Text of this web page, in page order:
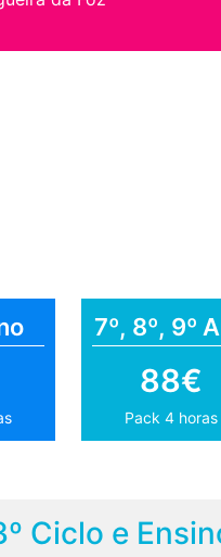
7º, 8º, 9º
88€
Pack 4 horas
Ciclo e